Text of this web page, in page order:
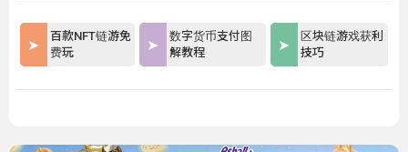
百款NFT链游免
费玩
数字货币支付图
解教程
区块链游戏获利
技巧